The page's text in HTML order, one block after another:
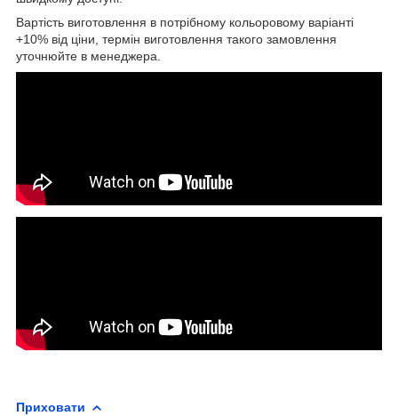
Вартість виготовлення в потрібному кольоровому варіанті
+10% від ціни, термін виготовлення такого замовлення
уточнюйте в менеджера.
Приховати